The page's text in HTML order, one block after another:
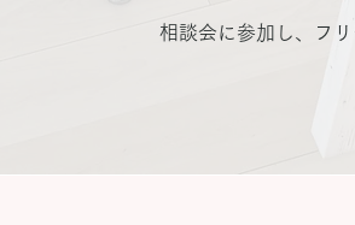
相談会に参加し、フ